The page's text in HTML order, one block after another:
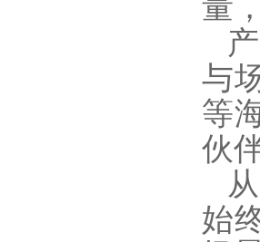
量
与
等
伙
始